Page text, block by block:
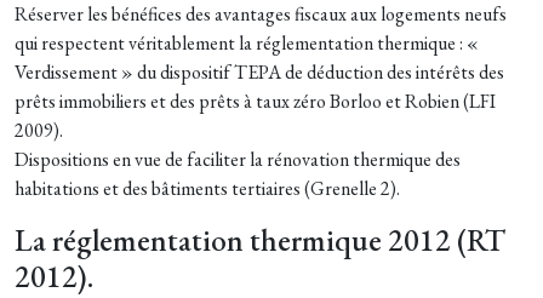
Réserver les bénéfices des avantages fiscaux aux logements neufs
qui respectent véritablement la réglementation thermique : «
Verdissement » du dispositif TEPA de déduction des intérêts des
prêts immobiliers et des prêts à taux zéro Borloo et Robien (LFI
2009).
Dispositions en vue de faciliter la rénovation thermique des
habitations et des bâtiments tertiaires (Grenelle 2).
La réglementation thermique 2012 (RT
2012).